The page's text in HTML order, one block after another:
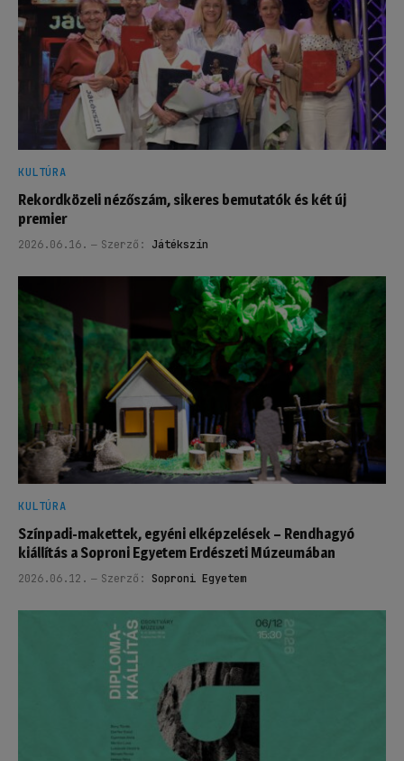
KULTÚRA
Rekordközeli nézőszám, sikeres bemutatók és két új
premier
2026.06.16. Szerző: Játékszín
KULTÚRA
Színpadi-makettek, egyéni elképzelések – Rendhagyó
kiállítás a Soproni Egyetem Erdészeti Múzeumában
2026.06.12. Szerző: Soproni Egyetem